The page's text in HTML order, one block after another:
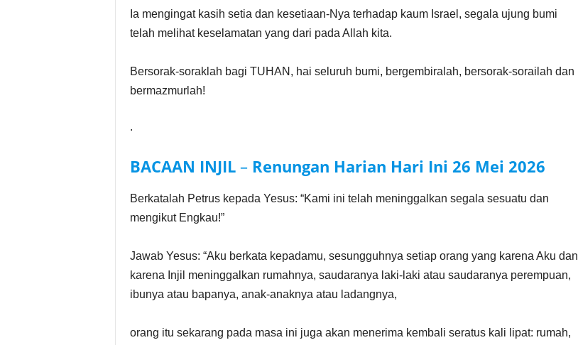
Ia mengingat kasih setia dan kesetiaan-Nya terhadap kaum Israel, segala ujung bumi
telah melihat keselamatan yang dari pada Allah kita.
Bersorak-soraklah bagi TUHAN, hai seluruh bumi, bergembiralah, bersorak-sorailah dan
bermazmurlah!
.
BACAAN INJIL– Renungan Harian Hari Ini 26 Mei 2026
Berkatalah Petrus kepada Yesus: “Kami ini telah meninggalkan segala sesuatu dan
mengikut Engkau!”
Jawab Yesus: “Aku berkata kepadamu, sesungguhnya setiap orang yang karena Aku dan
karena Injil meninggalkan rumahnya, saudaranya laki-laki atau saudaranya perempuan,
ibunya atau bapanya, anak-anaknya atau ladangnya,
orang itu sekarang pada masa ini juga akan menerima kembali seratus kali lipat: rumah,